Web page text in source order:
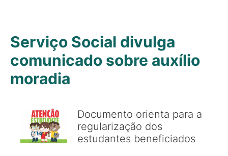
Serviço Social divulga
comunicado sobre auxílio
moradia
Documento orienta para a
regularização dos
estudantes beneficiados